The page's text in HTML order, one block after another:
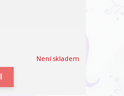
Není skladem